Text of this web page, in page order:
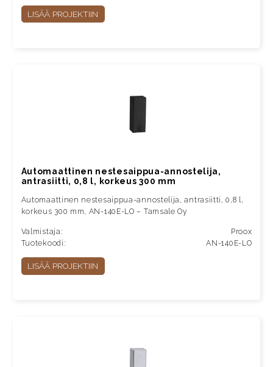
LISÄÄ PROJEKTIIN
Automaattinen nestesaippua-annostelija,
antrasiitti, 0,8 l, korkeus 300 mm
Automaattinen nestesaippua-annostelija, antrasiitti, 0,8 l,
korkeus 300 mm, AN-140E-LO – Tamsale Oy
Valmistaja:
Proox
Tuotekoodi:
AN-140E-LO
LISÄÄ PROJEKTIIN